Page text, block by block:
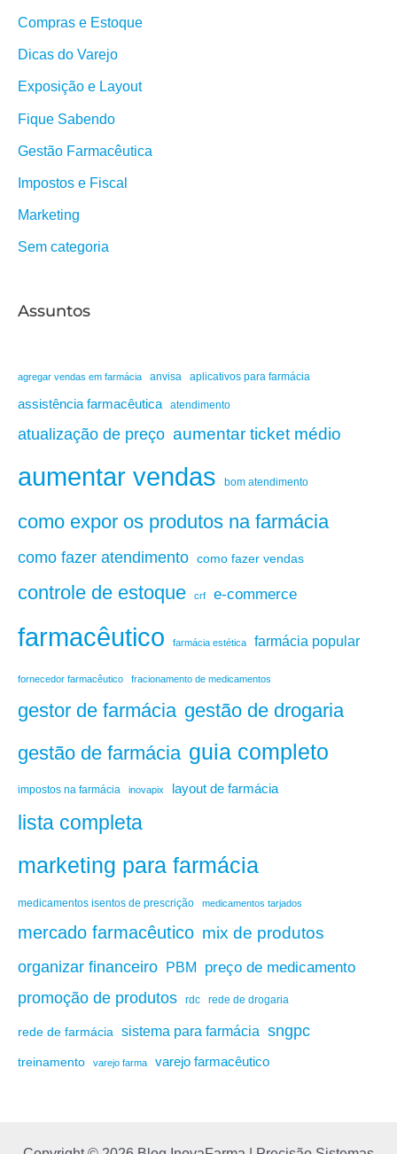
Compras e Estoque
Dicas do Varejo
Exposição e Layout
Fique Sabendo
Gestão Farmacêutica
Impostos e Fiscal
Marketing
Sem categoria
Assuntos
agregar vendas em farmácia anvisa aplicativos para farmácia
assistência farmacêutica atendimento
atualização de preço aumentar ticket médio
aumentar vendas bom atendimento
como expor os produtos na farmácia
como fazer atendimento como fazer vendas
controle de estoque crf e-commerce
farmacêutico farmácia estética farmácia popular
fornecedor farmacêutico fracionamento de medicamentos
gestor de farmácia gestão de drogaria
gestão de farmácia guia completo
impostos na farmácia inovapix layout de farmácia
lista completa
marketing para farmácia
medicamentos isentos de prescrição medicamentos tarjados
mercado farmacêutico mix de produtos
organizar financeiro PBM preço de medicamento
promoção de produtos rdc rede de drogaria
rede de farmácia sistema para farmácia sngpc
treinamento varejo farma varejo farmacêutico